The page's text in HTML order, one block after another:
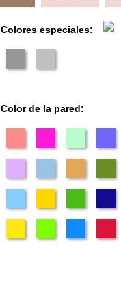
Colores especiales:
Color de la pared: